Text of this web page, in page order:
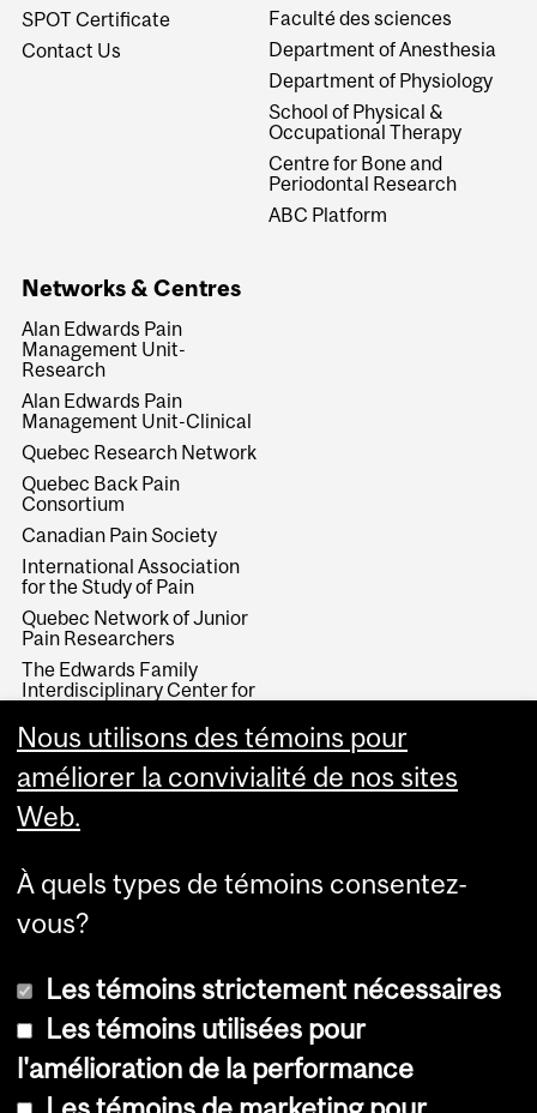
SPOT Certificate
Contact Us
Faculté des sciences
Department of Anesthesia
Department of Physiology
School of Physical &
Occupational Therapy
Centre for Bone and
Periodontal Research
ABC Platform
Networks & Centres
Alan Edwards Pain
Management Unit-
Research
Alan Edwards Pain
Management Unit-Clinical
Quebec Research Network
Quebec Back Pain
Consortium
Canadian Pain Society
International Association
for the Study of Pain
Quebec Network of Junior
Pain Researchers
The Edwards Family
Interdisciplinary Center for
Neuroscience Learning
Centre
Copyright © 2026 McGill University
Nous utilisons des témoins pour
améliorer la convivialité de nos sites
Web.
À quels types de témoins consentez-
vous?
Les témoins strictement nécessaires
Les témoins utilisées pour
l'amélioration de la performance